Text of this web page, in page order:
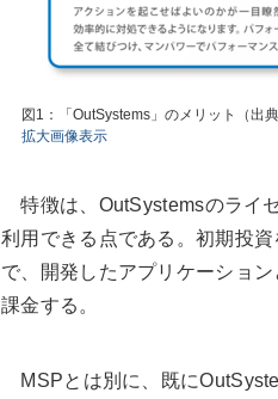
図1：「OutSystems」のメリット（出
拡大画像表示
特徴は、OutSystemsのライ
利用できる点である。初期投
で、開発したアプリケーショ
課金する。
MSPとは別に、既に